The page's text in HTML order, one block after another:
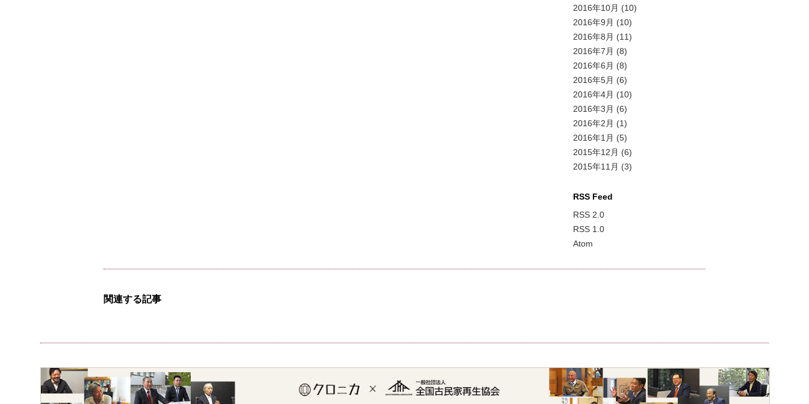
2016年10月 (10)
2016年9月 (10)
2016年8月 (11)
2016年7月 (8)
2016年6月 (8)
2016年5月 (6)
2016年4月 (10)
2016年3月 (6)
2016年2月 (1)
2016年1月 (5)
2015年12月 (6)
2015年11月 (3)
RSS Feed
RSS 2.0
RSS 1.0
Atom
関連する記事